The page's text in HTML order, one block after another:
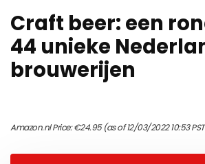
Craft beer: een
44 unieke
brouwerijen
Amazon.nl Price:€24.95(as of 12/03/2022 10:53